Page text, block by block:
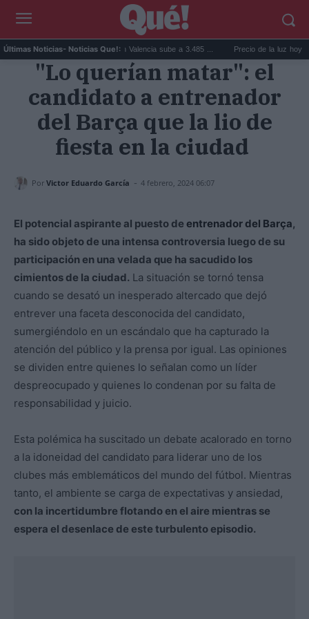
Últimas Noticias- Noticias Que!:
El precio de la vivienda en Valencia sube a 3.485 ... Precio de la luz hoy, jueves
"Lo querían matar": el
candidato a entrenador
del Barça que la lio de
fiesta en la ciudad
Por Victor Eduardo García - 4 febrero, 2024 06:07
El potencial aspirante al puesto de entrenador del Barça,
ha sido objeto de una intensa controversia luego de su
participación en una velada que ha sacudido los
cimientos de la ciudad. La situación se tornó tensa
cuando se desató un inesperado altercado que dejó
entrever una faceta desconocida del candidato,
sumergiéndolo en un escándalo que ha capturado la
atención del público y la prensa por igual. Las opiniones
se dividen entre quienes lo señalan como un líder
despreocupado y quienes lo condenan por su falta de
responsabilidad y juicio.
Esta polémica ha suscitado un debate acalorado en torno
a la idoneidad del candidato para liderar uno de los
clubes más emblemáticos del mundo del fútbol. Mientras
tanto, el ambiente se carga de expectativas y ansiedad,
con la incertidumbre flotando en el aire mientras se
espera el desenlace de este turbulento episodio.